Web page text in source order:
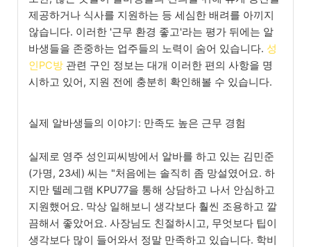
제공하거나 식사를 지원하는 등 세심한 배려를 아끼지
않습니다. 이러한 '근무 환경 좋고'라는 평가 뒤에는 알
바생들을 존중하는 업주들의 노력이 숨어 있습니다. 성
인PC방 관련 구인 정보는 대개 이러한 편의 사항을 명
시하고 있어, 지원 전에 충분히 확인해볼 수 있습니다.
실제 알바생들의 이야기: 만족도 높은 근무 경험
실제로 영주 성인피씨방에서 알바를 하고 있는 김민준
(가명, 23세) 씨는 "처음에는 솔직히 좀 망설였어요. 하
지만 텔레그램 KPU77을 통해 상담하고 나서 안심하고
지원했어요. 막상 일해보니 생각보다 훨씬 조용하고 깔
끔해서 좋았어요. 사장님도 친절하시고, 무엇보다 팁이
생각보다 많이 들어와서 정말 만족하고 있습니다. 학비